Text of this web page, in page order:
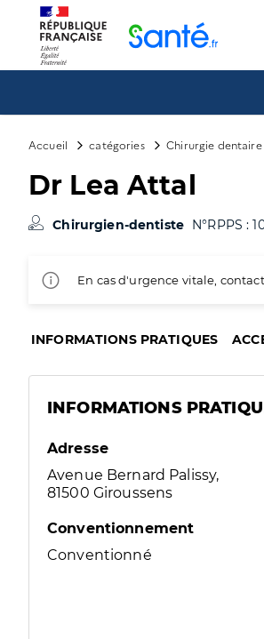
Accueil catégories Chirurgie dentaire
Dr Lea Attal
Chirurgien-dentiste N°RPPS :
En cas d'urgence vitale,
INFORMATIONS PRATIQUES
INFORMATIONS
Adresse
Avenue Bernard Palissy,
81500 Giroussens
Conventionnement
Conventionné
Panneau de gestion des cookies